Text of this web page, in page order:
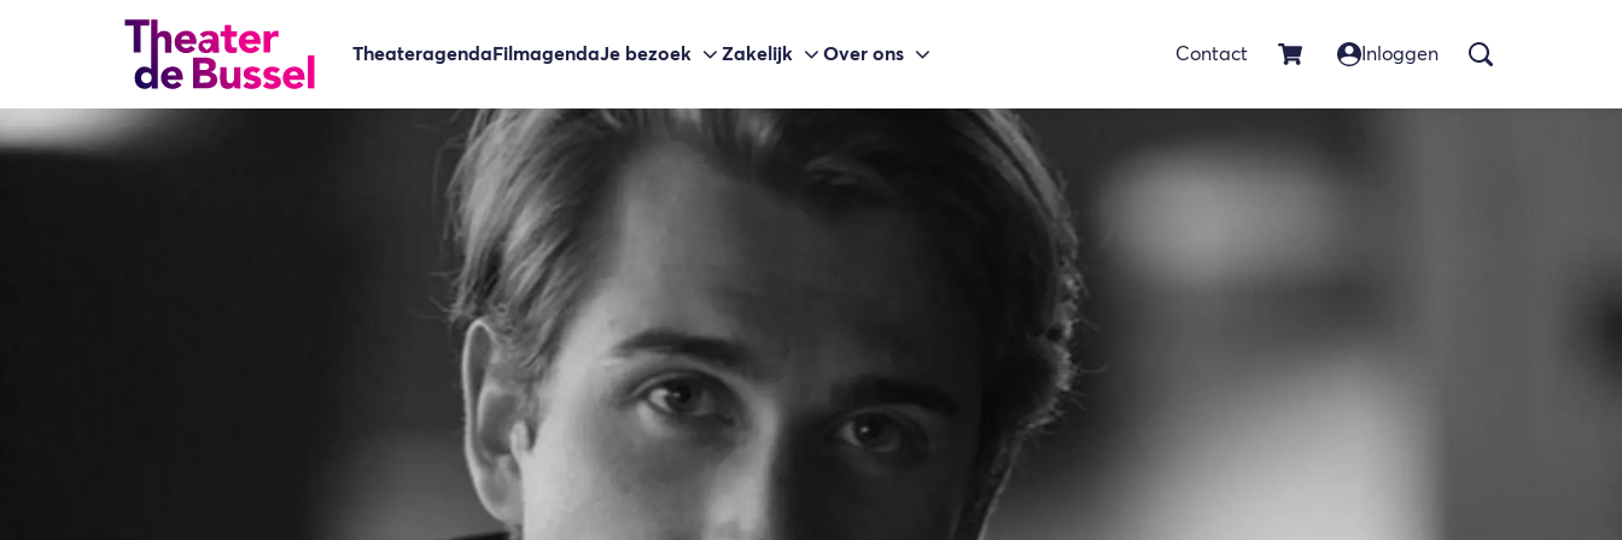
TheateragendaFilmagendaJe bezoek Zakelijk Over ons Contact Inloggen